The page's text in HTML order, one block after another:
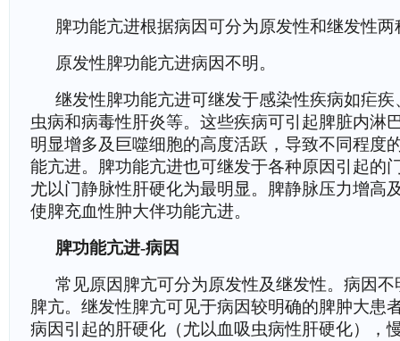
脾功能亢进根据病因可分为原发性和继发性两
原发性脾功能亢进病因不明。
继发性脾功能亢进可继发于感染性疾病如疟
虫病和病毒性肝炎等。这些疾病可引起脾脏内淋
明显增多及巨噬细胞的高度活跃，导致不同程度
能亢进。脾功能亢进也可继发于各种原因引起的
尤以门静脉性肝硬化为最明显。脾静脉压力增高
使脾充血性肿大伴功能亢进。
脾功能亢进-病因
常见原因脾亢可分为原发性及继发性。病因
脾亢。继发性脾亢可见于病因较明确的脾肿大患
病因引起的肝硬化（尤以血吸虫病性肝硬化），